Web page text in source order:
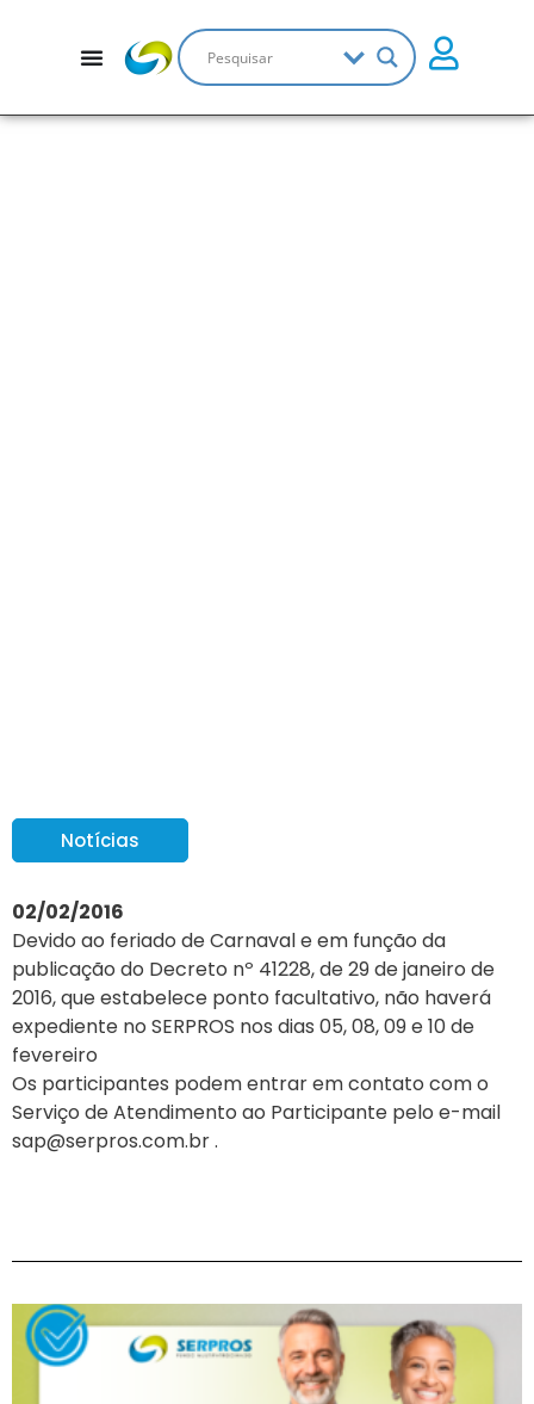
Notícias
02/02/2016
Devido ao feriado de Carnaval e em função da
publicação do Decreto nº 41228, de 29 de janeiro de
2016, que estabelece ponto facultativo, não haverá
expediente no SERPROS nos dias 05, 08, 09 e 10 de
fevereiro
Os participantes podem entrar em contato com o
Serviço de Atendimento ao Participante pelo e-mail
sap@serpros.com.br.